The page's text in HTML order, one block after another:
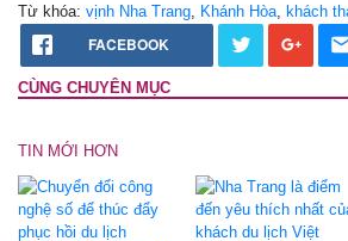
Từ khóa: vịnh Nha Trang Khánh Hòa khách
FACEBOOK
CÙNG CHUYÊN MỤC
TIN MỚI HƠN